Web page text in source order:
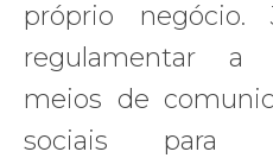
próprio
regulamentar a
meios de
sociais para